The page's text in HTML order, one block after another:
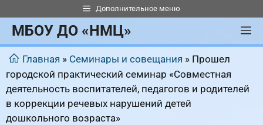
к
содержимому
Дополнительное меню
МБОУ ДО «НМЦ»
Главная » Семинары и совещания » Прошел
городской практический семинар «Совместная
деятельность воспитателей, педагогов и родителей
в коррекции речевых нарушений детей
дошкольного возраста»